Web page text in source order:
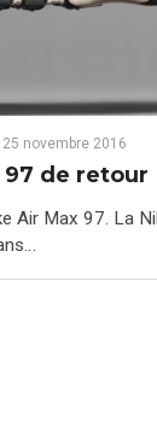
25 novembre 2016
97 de retour
Air Max 97. La